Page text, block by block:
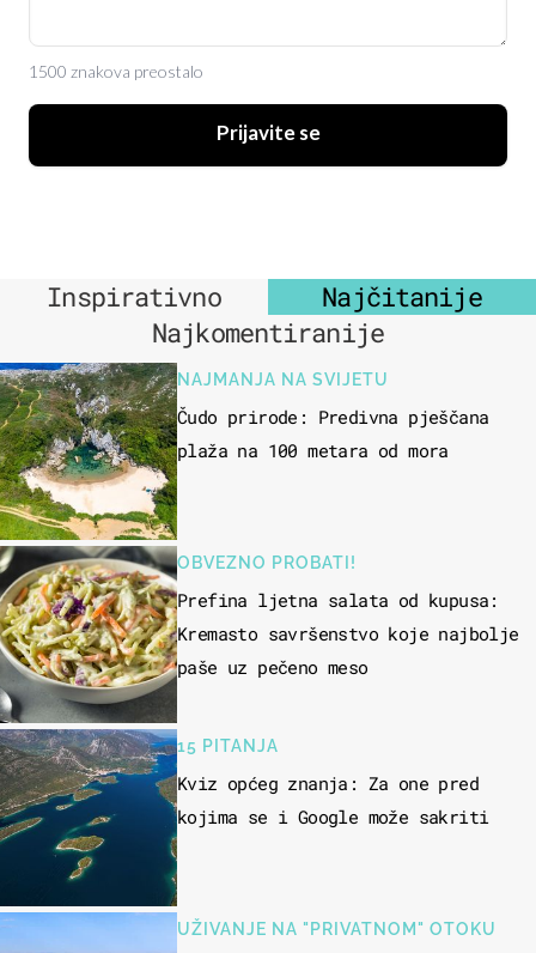
1500 znakova preostalo
Prijavite se
Inspirativno
Najčitanije
Najkomentiranije
NAJMANJA NA SVIJETU
Čudo prirode: Predivna pješčana
plaža na 100 metara od mora
OBVEZNO PROBATI!
Prefina ljetna salata od kupusa:
Kremasto savršenstvo koje najbolje
paše uz pečeno meso
15 PITANJA
Kviz općeg znanja: Za one pred
kojima se i Google može sakriti
UŽIVANJE NA "PRIVATNOM" OTOKU